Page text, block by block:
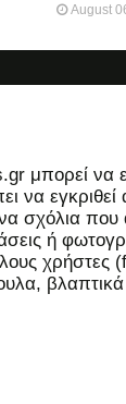
August
μπορεί να
εγκριθεί
σχόλια που
ή
χρήστες